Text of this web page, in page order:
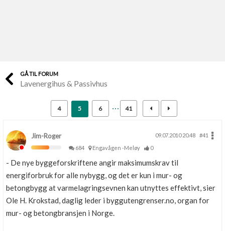
Finn håndverkere
Skaff dokumentasjon som mangler
Kundeservice
Få svar på det du lurer på
Kom i gang med Boligmappa
Se din bolig? Klikk her
GÅ TIL FORUM
Lavenergihus & Passivhus
4 5 6 41
Jim-Roger 09.07.2010 20.48
#41
684
Engavågen -Meløy 0
- De nye byggeforskriftene angir maksimumskrav til
energiforbruk for alle nybygg, og det er kun i mur- og
betongbygg at varmelagringsevnen kan utnyttes effektivt, sier
Ole H. Krokstad, daglig leder i byggutengrenser.no, organ for
mur- og betongbransjen i Norge.